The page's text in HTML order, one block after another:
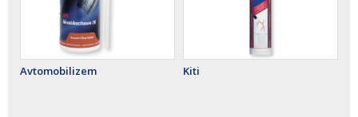
Avtomobilizem Kiti